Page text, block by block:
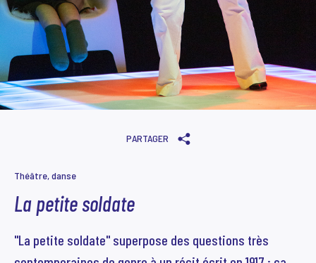
PARTAGER
Théâtre, danse
La petite soldate
"La petite soldate" superpose des questions très